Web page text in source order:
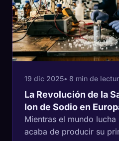
19 dic 2025• 8 min de
La Revolución de la
Ion de Sodio en
Mientras el mundo
acaba de producir su